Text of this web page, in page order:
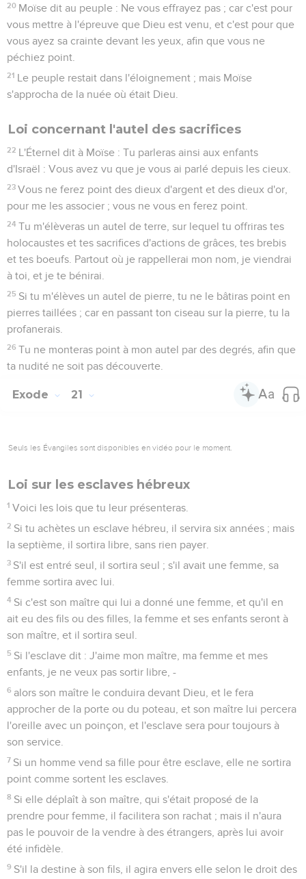
20 Moïse dit au peuple : Ne vous effrayez pas ; car c'est pour
vous mettre à l'épreuve que Dieu est venu, et c'est pour que
vous ayez sa crainte devant les yeux, afin que vous ne
péchiez point.
21 Le peuple restait dans l'éloignement ; mais Moïse
s'approcha de la nuée où était Dieu.
Loi concernant l'autel des sacrifices
22 L'Éternel dit à Moïse : Tu parleras ainsi aux enfants
d'Israël : Vous avez vu que je vous ai parlé depuis les cieux.
23 Vous ne ferez point des dieux d'argent et des dieux d'or,
pour me les associer ; vous ne vous en ferez point.
24 Tu m'élèveras un autel de terre, sur lequel tu offriras tes
holocaustes et tes sacrifices d'actions de grâces, tes brebis
et tes boeufs. Partout où je rappellerai mon nom, je viendrai
à toi, et je te bénirai.
25 Si tu m'élèves un autel de pierre, tu ne le bâtiras point en
pierres taillées ; car en passant ton ciseau sur la pierre, tu la
profanerais.
26 Tu ne monteras point à mon autel par des degrés, afin que
ta nudité ne soit pas découverte.
Exode 21
Seuls les Évangiles sont disponibles en vidéo pour le moment.
Loi sur les esclaves hébreux
1 Voici les lois que tu leur présenteras.
2 Si tu achètes un esclave hébreu, il servira six années ; mais
la septième, il sortira libre, sans rien payer.
3 S'il est entré seul, il sortira seul ; s'il avait une femme, sa
femme sortira avec lui.
4 Si c'est son maître qui lui a donné une femme, et qu'il en
ait eu des fils ou des filles, la femme et ses enfants seront à
son maître, et il sortira seul.
5 Si l'esclave dit : J'aime mon maître, ma femme et mes
enfants, je ne veux pas sortir libre, -
6 alors son maître le conduira devant Dieu, et le fera
approcher de la porte ou du poteau, et son maître lui percera
l'oreille avec un poinçon, et l'esclave sera pour toujours à
son service.
7 Si un homme vend sa fille pour être esclave, elle ne sortira
point comme sortent les esclaves.
8 Si elle déplaît à son maître, qui s'était proposé de la
prendre pour femme, il facilitera son rachat ; mais il n'aura
pas le pouvoir de la vendre à des étrangers, après lui avoir
été infidèle.
9 S'il la destine à son fils, il agira envers elle selon le droit des